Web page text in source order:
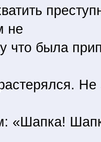
не
что была
«Шапка!